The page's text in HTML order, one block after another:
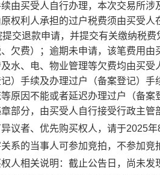
由买受人自行办理，本次交易所
权利人承担的过户税费须由买受
提交退款申请，并提交有关缴纳税
欠费）；逾期未申请，该笔费用
水、电、物业管理等欠费均由买
）手续及办理过户（备案登记）
原因不能或者延迟办理过户（备
部分，由买受人自行接受行政主
议者、优先购买权人，请于2025
系的当事人可参加竞拍，不参加竞
人相关说明：截止公告日，尚未发